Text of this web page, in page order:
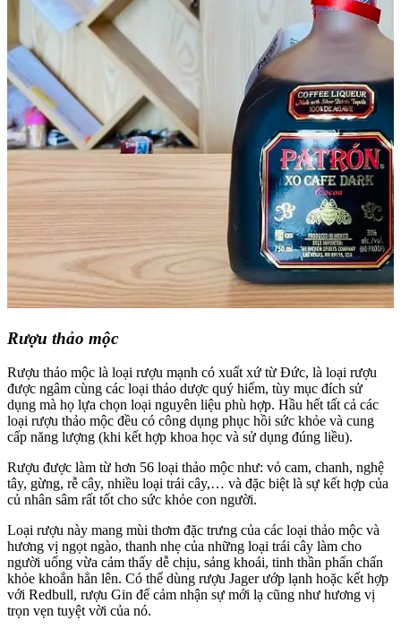
Rượu thảo mộc
Rượu thảo mộc là loại rượu mạnh có xuất xứ từ Đức, là loại rượu
được ngâm cùng các loại thảo dược quý hiếm, tùy mục đích sử
dụng mà họ lựa chọn loại nguyên liệu phù hợp. Hầu hết tất cả các
loại rượu thảo mộc đều có công dụng phục hồi sức khỏe và cung
cấp năng lượng (khi kết hợp khoa học và sử dụng đúng liều).
Rượu được làm từ hơn 56 loại thảo mộc như: vỏ cam, chanh, nghệ
tây, gừng, rễ cây, nhiều loại trái cây,… và đặc biệt là sự kết hợp của
củ nhân sâm rất tốt cho sức khỏe con người.
Loại rượu này mang mùi thơm đặc trưng của các loại thảo mộc và
hương vị ngọt ngào, thanh nhẹ của những loại trái cây làm cho
người uống vừa cảm thấy dễ chịu, sảng khoái, tinh thần phấn chấn
khỏe khoắn hẳn lên. Có thể dùng rượu Jager ướp lạnh hoặc kết hợp
với Redbull, rượu Gin để cảm nhận sự mới lạ cũng như hương vị
trọn vẹn tuyệt vời của nó.